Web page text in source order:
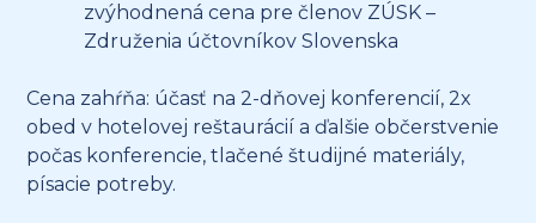
zvýhodnená cena pre členov ZÚSK –
Združenia účtovníkov Slovenska
Cena zahŕňa: účasť na 2-dňovej konferencií, 2x
obed v hotelovej reštaurácií a ďalšie občerstvenie
počas konferencie, tlačené študijné materiály,
písacie potreby.